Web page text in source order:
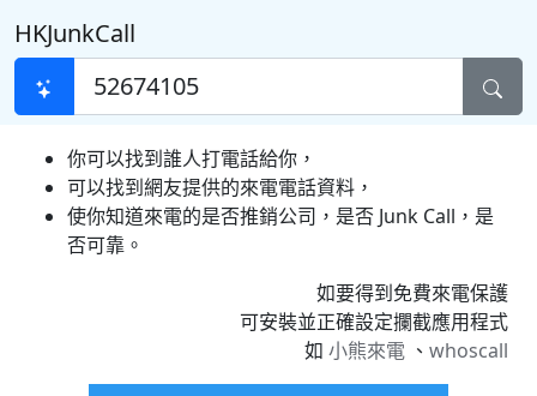
HKJunkCall
你可以找到誰人打電話給你，
可以找到網友提供的來電電話資料，
使你知道來電的是否推銷公司，是否 Junk Call，是
否可靠。
如要得到免費來電保護
可安裝並正確設定攔截應用程式
如 小熊來電 、 whoscall